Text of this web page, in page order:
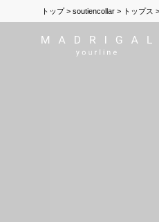
トップ soutiencollar トップス